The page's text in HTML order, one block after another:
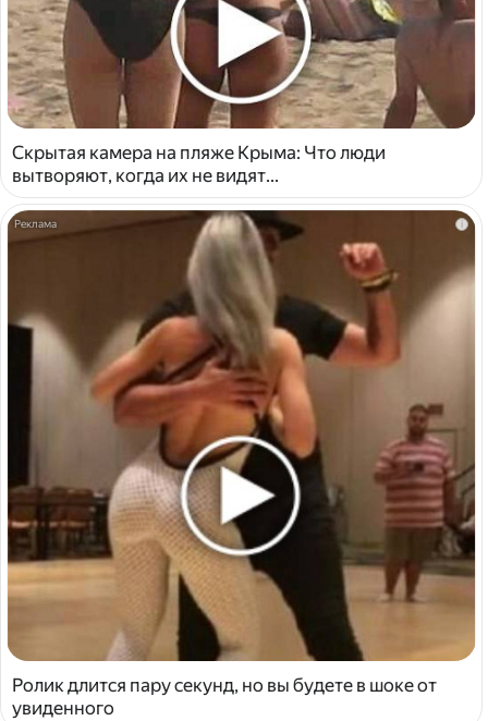
Скрытая камера на пляже Крыма: Что люди
вытворяют, когда их не видят...
i
Ролик длится пару секунд, но вы будете в шоке от
увиденного